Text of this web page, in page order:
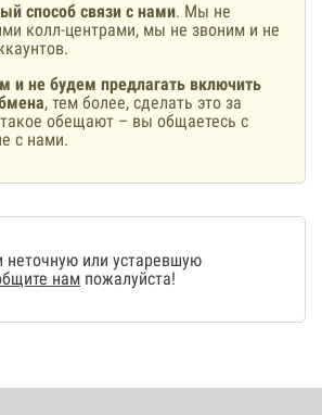
способ связи с нами. Мы не
колл-центрами, мы не звоним и не
и не будем предлагать включить
, тем более, сделать это за
обещают – вы общаетесь с
с нами.
неточную или устаревшую
нам пожалуйста!